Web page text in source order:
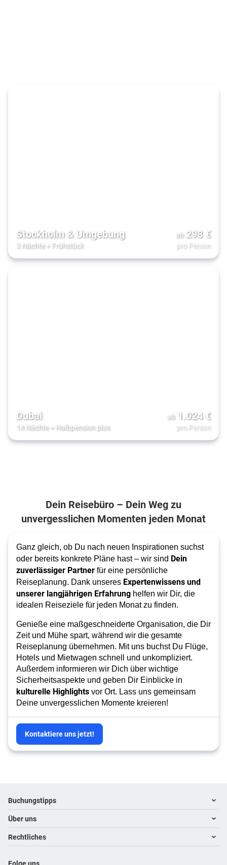
Stockholm & Umgebung
3 Nächte+ Frühstück
ab 298€
pro Person
Dubai
14 Nächte+ Halbpension plus
ab 1.024€
pro Person
Dein Reisebüro – Dein Weg zu
unvergesslichen Momenten jeden Monat
Ganz gleich, ob Du nach neuen Inspirationen suchst
oder bereits konkrete Pläne hast – wir sind Dein
zuverlässiger Partner für eine persönliche
Reiseplanung. Dank unseres Expertenwissens und
unserer langjährigen Erfahrung helfen wir Dir, die
idealen Reiseziele für jeden Monat zu finden.
Genieße eine maßgeschneiderte Organisation, die Dir
Zeit und Mühe spart, während wir die gesamte
Reiseplanung übernehmen. Mit uns buchst Du Flüge,
Hotels und Mietwagen schnell und unkompliziert.
Außerdem informieren wir Dich über wichtige
Sicherheitsaspekte und geben Dir Einblicke in
kulturelle Highlights vor Ort. Lass uns gemeinsam
Deine unvergesslichen Momente kreieren!
Kontaktiere uns jetzt!
Footer navigation
Buchungstipps
Warum im Reisebüro buchen
Hoteltipps
Reisewelten
Über uns
Kontakt
Rechtliches
Folge uns